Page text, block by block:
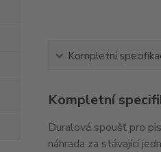
Kompletní
Kompletní
Duralová spoušť pro
náhrada za stávající